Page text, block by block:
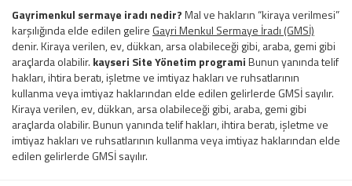
Gayrimenkul sermaye iradı nedir?Mal ve hakların “kiraya verilmesi”
karşılığında elde edilen gelire Gayri Menkul Sermaye İradı (GMSİ)
denir. Kiraya verilen, ev, dükkan, arsa olabileceği gibi, araba, gemi gibi
araçlarda olabilir. kayseri Site Yönetim programiBunun yanında telif
hakları, ihtira beratı, işletme ve imtiyaz hakları ve ruhsatlarının
kullanma veya imtiyaz haklarından elde edilen gelirlerde GMSİ sayılır.
Kiraya verilen, ev, dükkan, arsa olabileceği gibi, araba, gemi gibi
araçlarda olabilir. Bunun yanında telif hakları, ihtira beratı, işletme ve
imtiyaz hakları ve ruhsatlarının kullanma veya imtiyaz haklarından elde
edilen gelirlerde GMSİ sayılır.